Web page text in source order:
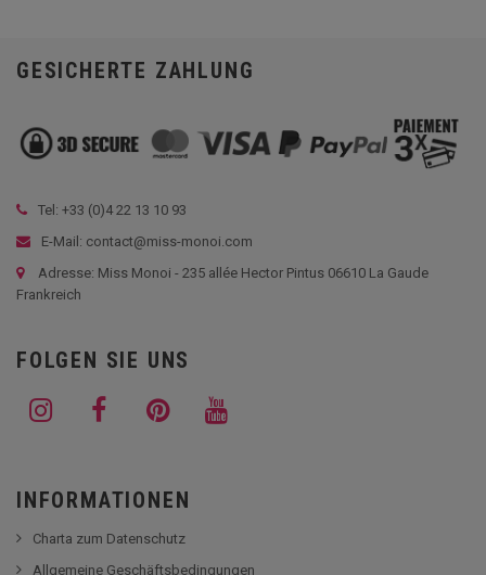
GESICHERTE ZAHLUNG
Tel: +33 (0)4 22 13 10 93
E-Mail: contact@miss-monoi.com
Adresse: Miss Monoi - 235 allée Hector Pintus 06610 La Gaude
Frankreich
FOLGEN SIE UNS
INFORMATIONEN
Charta zum Datenschutz
Allgemeine Geschäftsbedingungen